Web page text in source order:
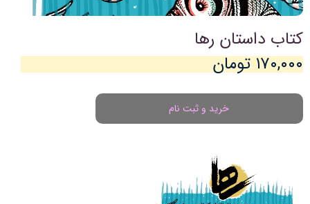
کتاب داستان رها
۱۷۰,۰۰۰ تومان
خرید و ثبت نام